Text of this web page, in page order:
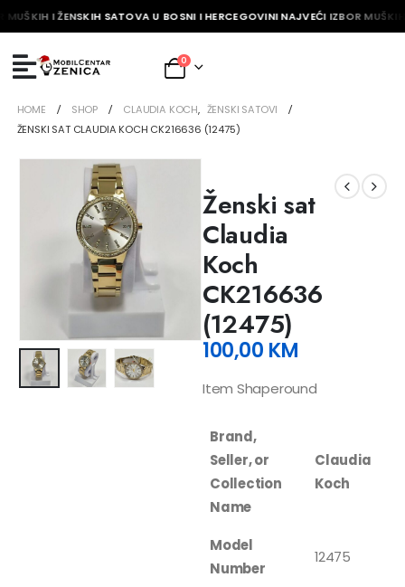
MUŠKIH I ŽENSKIH SATOVA U BOSNI I HERCEGOVINI NAJVEĆI IZBOR
0
HOME SHOP CLAUDIA KOCH, ŽENSKI SATOVI
ŽENSKI SAT CLAUDIA KOCH CK216636 (12475)
Ženski sat
Claudia
Koch
CK216636
(12475)
100,00 KM
Item Shaperound
Brand,
Seller, or
Collection
Name
Claudia
Koch
Model
Number
12475